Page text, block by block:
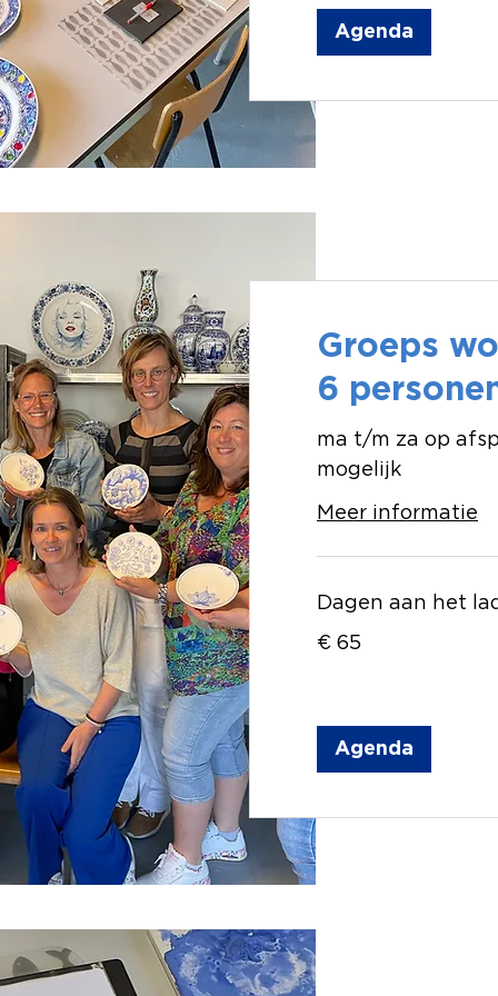
Agenda
Groeps
6
ma t/m za op
mogelijk
Meer informatie
Dagen aan het
euro
€ 65
Agenda